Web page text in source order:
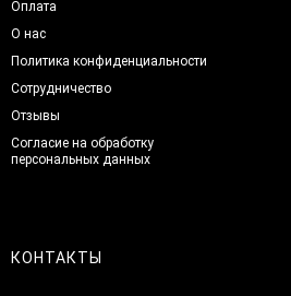
Оплата
О нас
Политика конфиденциальности
Сотрудничество
Отзывы
Согласие на обработку
персональных данных
КОНТАКТЫ